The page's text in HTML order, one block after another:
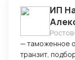
ИП
— таможенное
транзит,